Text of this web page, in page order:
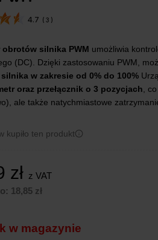
4.7 ( 3 )
obrotów silnika PWM umożliwia
(DC). Dzięki zastosowaniu PWM,
w zakresie od 0% do 100%
oraz przełącznik o 3 pozycjach ,
ale także natychmiastowe
kupiło ten produkt
zł z VAT
18,85 zł
w magazynie